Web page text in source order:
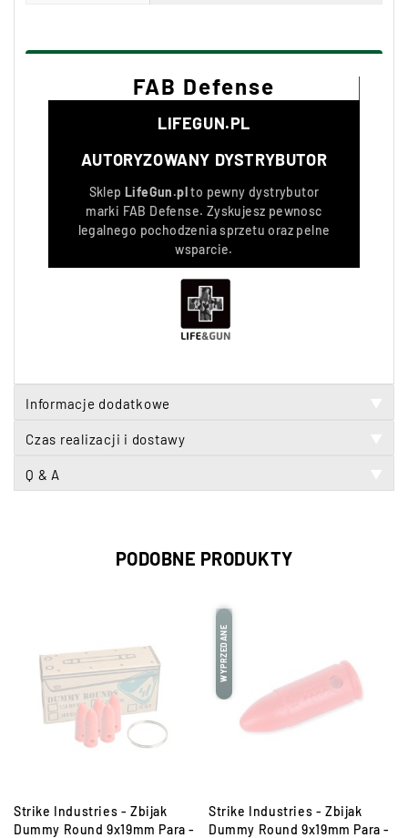
FAB Defense
LIFEGUN.PL
AUTORYZOWANY DYSTRYBUTOR
Sklep LifeGun.plto pewny dystrybutor
marki FAB Defense. Zyskujesz pewnosc
legalnego pochodzenia sprzetu oraz pelne
wsparcie.
Informacje dodatkowe
Czas realizacji i dostawy
Q & A
PODOBNE PRODUKTY
Strike Industries - Zbijak
Dummy Round 9x19mm Para -
WYPRZEDANE
Strike Industries - Zbijak
Dummy Round 9x19mm Para -